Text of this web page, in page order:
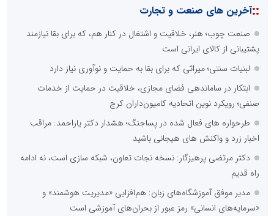
::آخرین های صنعت و تجارت
صنعت چوب؛ هنر، خلاقیت و اشتغال در کنار هم، که برای بقا نیازمند
پشتیبانی از کالای ایرانی است
لبنیات سنتی؛ میراثی که برای بقا به حمایت و نوآوری نیاز دارد
ابتکار در ساماندهی فضای مجازی، خلاقیت در حمایت از خدمات
صنفی؛ رویکرد نوین اتحادیه کامیون‌داران کرج
طرحواره های فعال شده در پساجنگ؛ هشدار دکتر یاراحمد: مراقب
اخبار زرد و واکنش های هیجانی باشید
دکتر مرتضی پرهیزگار: نسخه نجات تعاون، شبکه سازی است، نه ادامه
راه قدیم
مدیر موفق آموزشگاه‌های زبان: هم‌افزایی «مدیریت هوشمند» و
«سرمایه‌های انسانی» رمز عبور از بحران‌های آموزشی است